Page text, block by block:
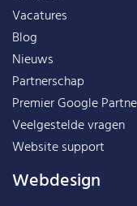
Vacatures
Blog
Nieuws
Partnerschap
Premier Google
Veelgestelde vragen
Website support
Webdesign